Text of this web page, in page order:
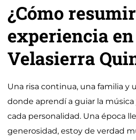
¿Cómo
experiencia
Velasierra
Una risa continua, una familia y
donde aprendí a guiar la música
cada personalidad. Una época
generosidad, estoy de verdad